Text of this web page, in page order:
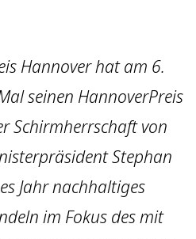
Hannover hat am 6.
seinen HannoverPreis
Schirmherrschaft von
Stephan
Jahr nachhaltiges
im Fokus des mit